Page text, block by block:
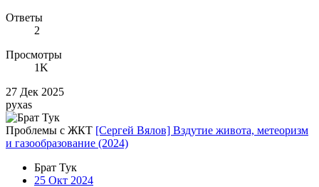
Ответы
2
Просмотры
1K
27 Дек 2025
pyxas
Проблемы с ЖКТ [Сергей Вялов] Вздутие живота, метеоризм
и газообразование (2024)
Брат Тук
25 Окт 2024